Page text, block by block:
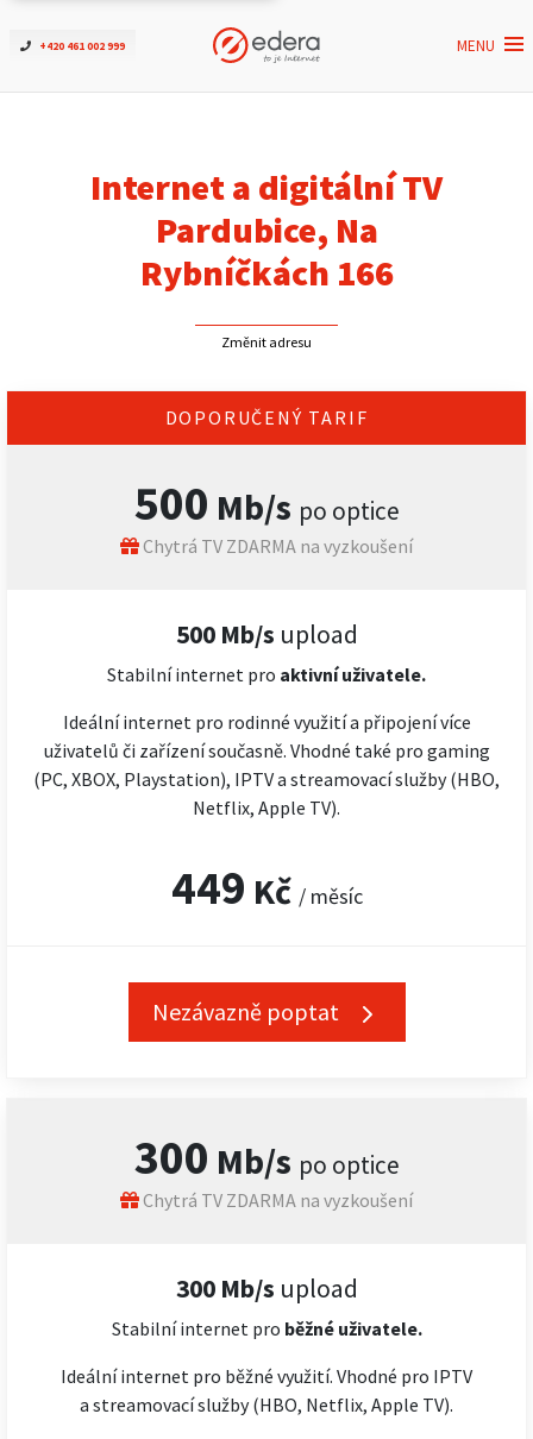
+420 461 002 999 MENU
Ověřit dostupnost
ČEZNET TV
Podpora
Kontakt
Internet a digitální TV
Pardubice, Na
Rybníčkách 166
Změnit adresu
300 Mb/s po optice
Chytrá TV ZDARMA na vyzkoušení
300 Mb/s upload
Stabilní internet pro běžné uživatele.
Ideální internet pro běžné využití. Vhodné pro IPTV
a streamovací služby (HBO, Netflix, Apple TV).
DOPORUČENÝ TARIF
500 Mb/s po optice
Chytrá TV ZDARMA na vyzkoušení
500 Mb/s upload
Stabilní internet pro aktivní uživatele.
Ideální internet pro rodinné využití a připojení více
uživatelů či zařízení současně. Vhodné také pro gaming
(PC, XBOX, Playstation), IPTV a streamovací služby (HBO,
Netflix, Apple TV).
449 Kč / měsíc
Nezávazně poptat